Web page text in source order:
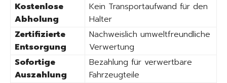
Kostenlose
Abholung
Kein Transportaufwand für den
Halter
Zertifizierte
Entsorgung
Nachweislich umweltfreundliche
Verwertung
Sofortige
Auszahlung
Bezahlung für verwertbare
Fahrzeugteile